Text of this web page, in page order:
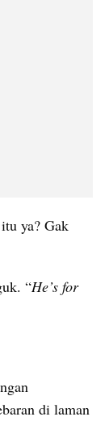
ya? Gak
“He’s for
di laman